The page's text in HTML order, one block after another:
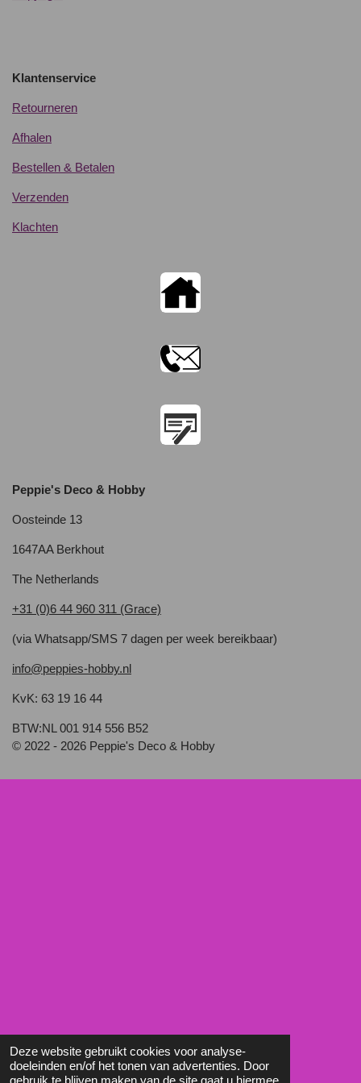
Deze website gebruikt cookies voor analyse-
doeleinden en/of het tonen van advertenties. Door
gebruik te blijven maken van de site gaat u hiermee
Klantenservice
Retourneren
Afhalen
Bestellen & Betalen
Verzenden
Klachten
Peppie's Deco & Hobby
Oosteinde 13
1647AA Berkhout
The Netherlands
+31 (0)6 44 960 311 (Grace)
(via Whatsapp/SMS 7 dagen per week bereikbaar)
info@peppies-hobby.nl
KvK: 63 19 16 44
BTW:NL 001 914 556 B52
© 2022 - 2026 Peppie's Deco & Hobby